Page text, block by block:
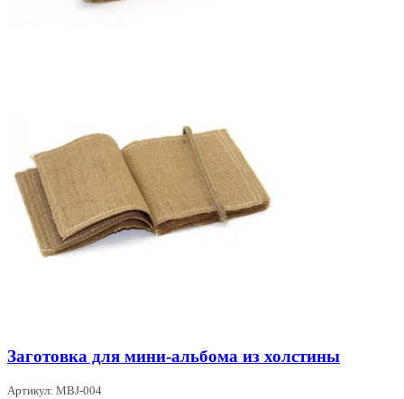
Заготовка для мини-альбома из холстины
Артикул: MBJ-004